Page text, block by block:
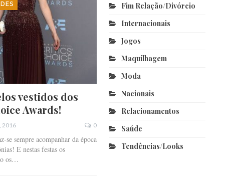
vestidos dos
Awards!
2016 0
se sempre acompanhar da época
E nestas festas os
os…
Fim Relação/divórcio
Internacionais
Jogos
Maquilhagem
Moda
Nacionais
Relacionamentos
Saúde
Tendências/looks